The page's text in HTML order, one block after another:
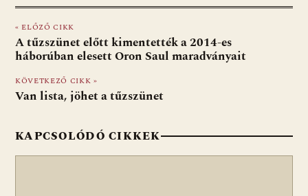
e
b
o
o
k
er at
s
A
p
p
d
di
t
ai
l
t za
m
e
« ELŐZŐ CIKK
A tűzszünet előtt kimentették a 2014-es
háborúban elesett Oron Saul maradványait
KÖVETKEZŐ CIKK »
Van lista, jöhet a tűzszünet
KAPCSOLÓDÓ CIKKEK